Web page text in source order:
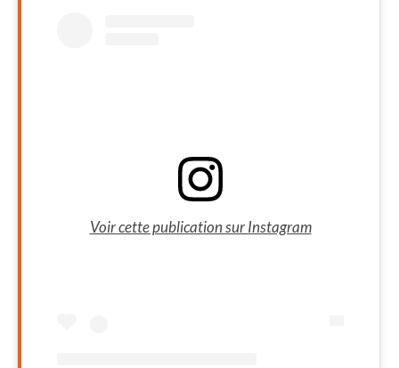
Voir cette publication sur Instagram